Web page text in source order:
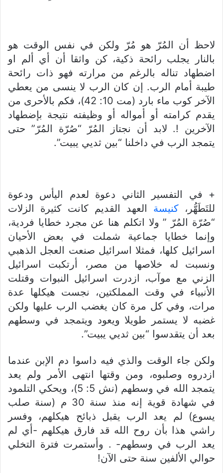
لاحظ أن المُرّ هو مُرّ ولكن في نفس الوقت هو
بالنار يجلب رائحة ذكية، كن واثقا أن أي ألم او
اضطهاد تناله بالرغم من مرارته فهو ذات رائحة
طيبة أمام الرب. إن كان الرب لا ينسى من يعطي
الآخر كوب ماء بارد (مت 10: 42)، فكم بالأحرى من
يقدم كرامته أو أمواله أو وظيفته نتيجة بإضطهاد
الآخرين !. لابد أن نجتاز المُرّ “صُرّة المُرّ” حتى
يتمجد الرب في داخلنا “بين ثديي يبيت”.
+ في التفسير الثاني دعوة لعدم اليأس ودعوة
للتَطَهُّر، كنيسة العهد القديم كانت كثيرة الزلات
“صُرّة المُرّ ” ولا اتكلم هنا عن مجرد خطايا فردية،
وإنما خطايا جماعية شملت في بعض الأحيان
اسرائيل كلها، فمثلا اسرائيل صنعت العجل الذهبي
ونسبت له خلاصها من مصر، أرتكبت اسرائيل
الزني مع موآب، ازدرت اسرائيل النبوات وقتلت
الأنبياء في وقت المملكتين، نجست هيكلها عدة
مرات، وفي كل مرة كان يغضب الرب عليها ولكن
غضبه لا يستمر طويلا ويعود ويتمجد في وسطهم
بعد أن يتقدسوا “بين ثديي يبيت”.
ولكن جاء الوقت والذي فيه داسوا دم الإبن عندما
ازدروه وصلبوه، ومن وقتها انتهى الأمر ولم يعد
يتمجد الله في وسطهم (نش 5: 5)، ويحكي التلمود
في شهادة قوية إنه منذ سنة 30 م (سنة صلب
يسوع) لم يعد الرب يقبل ذبائح هيكلهم، وفسر
راشي هذا بأن روح الله قد فارق هيكلهم -أي لم
يعد الرب في وسطهم- . وأستمرت فترة التخلي
حوالي الألفين سنة حتى الآن!